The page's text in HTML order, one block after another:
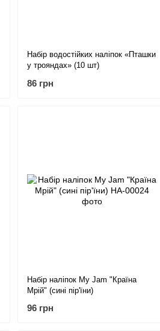
Набір водостійких наліпок «Пташки
у трояндах» (10 шт)
86 грн
Набір наліпок My Jam "Країна
Мрій" (сині пір'їни)
96 грн